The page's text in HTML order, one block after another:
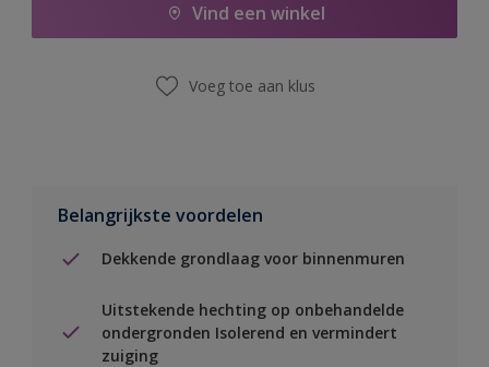
Vind een winkel
Voeg toe aan klus
Belangrijkste voordelen
Dekkende grondlaag voor binnenmuren
Uitstekende hechting op onbehandelde
ondergronden Isolerend en vermindert
zuiging